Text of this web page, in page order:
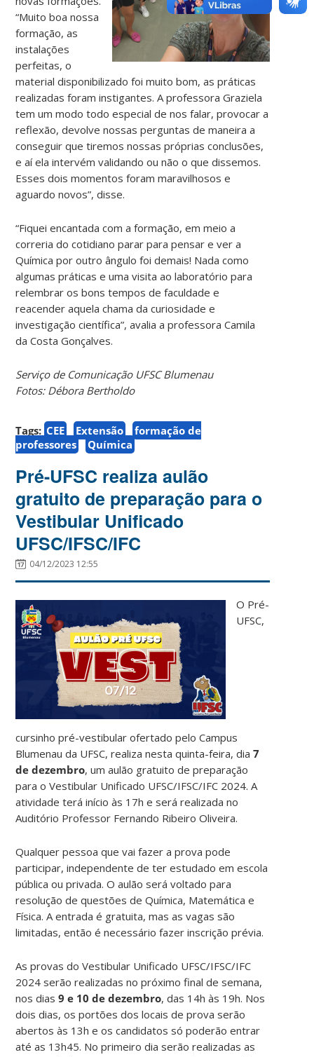
“Muito boa nossa
formação, as
instalações
perfeitas, o
material disponibilizado foi muito bom, as práticas
realizadas foram instigantes. A professora Graziela
tem um modo todo especial de nos falar, provocar a
reflexão, devolve nossas perguntas de maneira a
conseguir que tiremos nossas próprias conclusões,
e aí ela intervém validando ou não o que dissemos.
Esses dois momentos foram maravilhosos e
aguardo novos”, disse.
“Fiquei encantada com a formação, em meio a
correria do cotidiano parar para pensar e ver a
Química por outro ângulo foi demais! Nada como
algumas práticas e uma visita ao laboratório para
relembrar os bons tempos de faculdade e
reacender aquela chama da curiosidade e
investigação científica”, avalia a professora Camila
da Costa Gonçalves.
Serviço de Comunicação UFSC Blumenau
Fotos: Débora Bertholdo
Tags: CEE Extensão
formação de
professores
Química
Pré-UFSC realiza aulão
gratuito de preparação para o
Vestibular Unificado
UFSC/IFSC/IFC
04/12/2023 12:55
O Pré-
UFSC,
cursinho pré-vestibular ofertado pelo Campus
Blumenau da UFSC, realiza nesta quinta-feira, dia7
de dezembro, um aulão gratuito de preparação
para o Vestibular Unificado UFSC/IFSC/IFC 2024. A
atividade terá início às 17h e será realizada no
Auditório Professor Fernando Ribeiro Oliveira.
Qualquer pessoa que vai fazer a prova pode
participar, independente de ter estudado em escola
pública ou privada. O aulão será voltado para
resolução de questões de Química, Matemática e
Física. A entrada é gratuita, mas as vagas são
limitadas, então é necessário fazer inscrição prévia.
As provas do Vestibular Unificado UFSC/IFSC/IFC
2024 serão realizadas no próximo final de semana,
nos dias9 e 10 de dezembro, das 14h às 19h. Nos
dois dias, os portões dos locais de prova serão
abertos às 13h e os candidatos só poderão entrar
até as 13h45. No primeiro dia serão realizadas as